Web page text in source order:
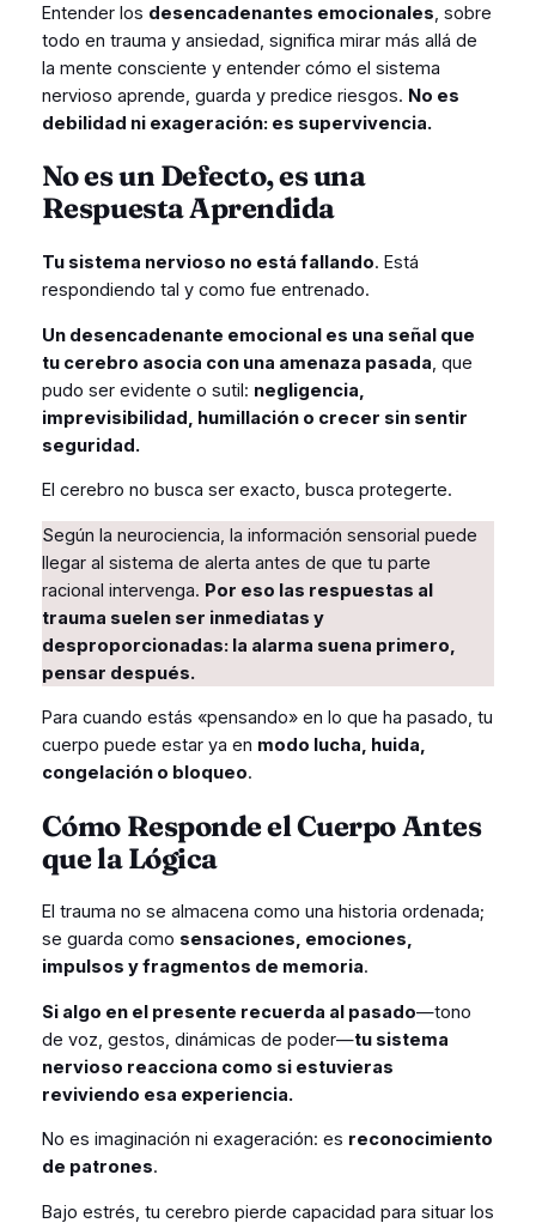
Entender los desencadenantes emocionales , sobre
todo en trauma y ansiedad, significa mirar más allá de
la mente consciente y entender cómo el sistema
nervioso aprende, guarda y predice riesgos. No es
debilidad ni exageración: es supervivencia.
No es un Defecto, es una
Respuesta Aprendida
Tu sistema nervioso no está fallando. Está
respondiendo tal y como fue entrenado.
Un desencadenante emocional es una señal que
tu cerebro asocia con una amenaza pasada , que
pudo ser evidente o sutil: negligencia,
imprevisibilidad, humillación o crecer sin sentir
seguridad.
El cerebro no busca ser exacto, busca protegerte.
Según la neurociencia, la información sensorial puede
llegar al sistema de alerta antes de que tu parte
racional intervenga. Por eso las respuestas al
trauma suelen ser inmediatas y
desproporcionadas: la alarma suena primero,
pensar después.
Para cuando estás «pensando» en lo que ha pasado, tu
cuerpo puede estar ya en modo lucha, huida,
congelación o bloqueo.
Cómo Responde el Cuerpo Antes
que la Lógica
El trauma no se almacena como una historia ordenada;
se guarda como sensaciones, emociones,
impulsos y fragmentos de memoria.
Si algo en el presente recuerda al pasado—tono
de voz, gestos, dinámicas de poder—tu sistema
nervioso reacciona como si estuvieras
reviviendo esa experiencia.
No es imaginación ni exageración: es reconocimiento
de patrones.
Bajo estrés, tu cerebro pierde capacidad para situar los